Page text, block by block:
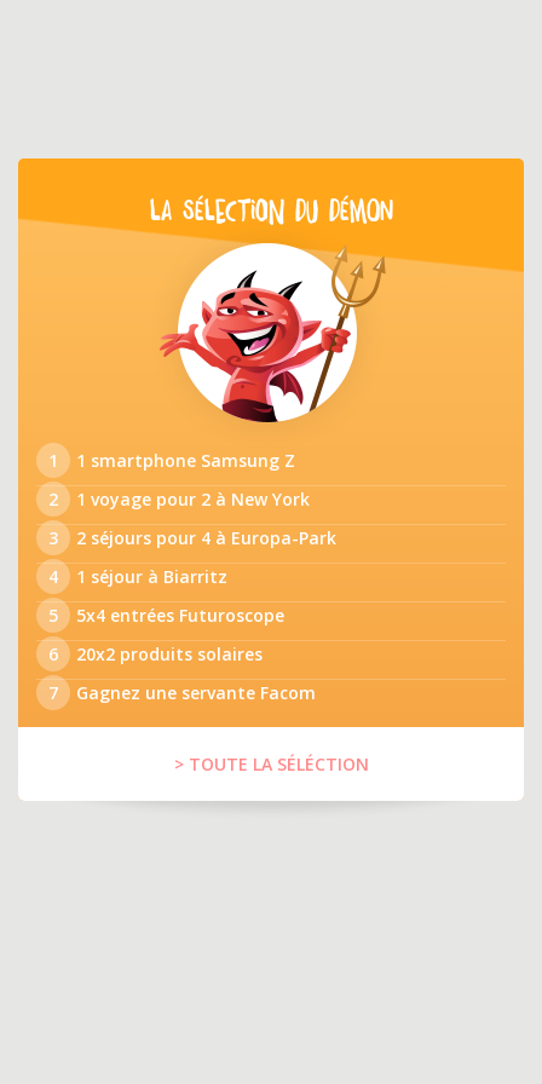
LA SÉLECTION DU DÉMON
1
1 smartphone Samsung Z
2
1 voyage pour 2 à New York
3
2 séjours pour 4 à Europa-Park
4
1 séjour à Biarritz
5
5x4 entrées Futuroscope
6
20x2 produits solaires
7
Gagnez une servante Facom
> TOUTE LA SÉLÉCTION